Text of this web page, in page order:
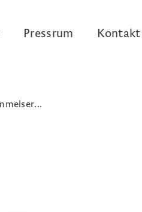
Pressrum Kontakt